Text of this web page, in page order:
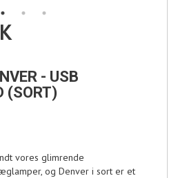
- USB
(SORT)
vores glimrende
og Denver i sort er et